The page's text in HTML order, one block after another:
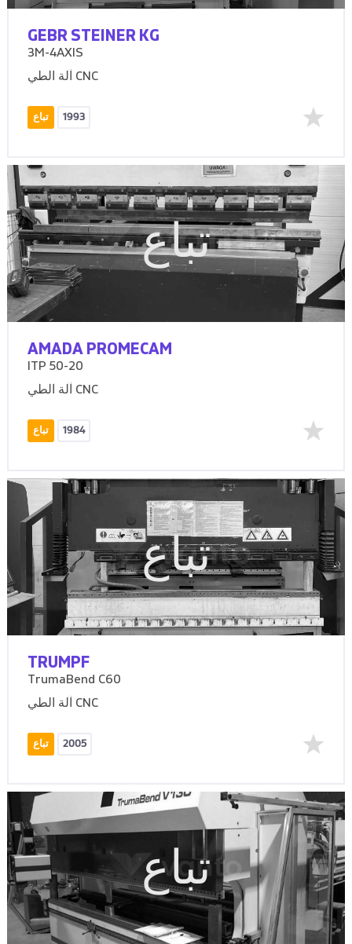
GEBR STEINER KG
3M-4AXIS
آلة الطي CNC
تباع 1993
تباع
AMADA PROMECAM
ITP 50-20
آلة الطي CNC
تباع 1984
تباع
TRUMPF
TrumaBend C60
آلة الطي CNC
تباع 2005
تباع